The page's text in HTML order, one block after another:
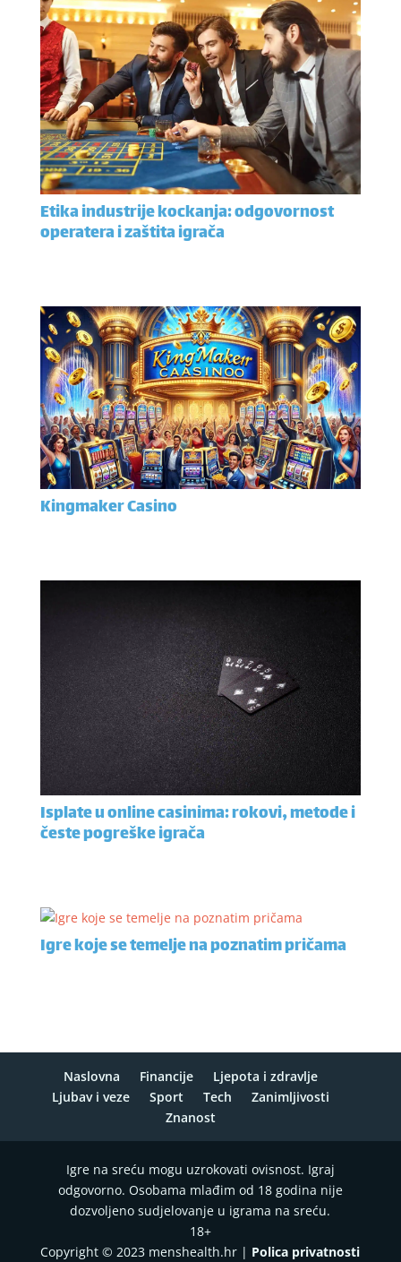
Etika industrije kockanja: odgovornost
operatera i zaštita igrača
Kingmaker Casino
Isplate u online casinima: rokovi, metode i
česte pogreške igrača
Igre koje se temelje na poznatim pričama
Naslovna Financije
Ljepota i zdravlje
Ljubav i veze
Sport Tech
Zanimljivosti
Znanost
Igre na sreću mogu uzrokovati ovisnost. Igraj
odgovorno. Osobama mlađim od 18 godina nije
dozvoljeno sudjelovanje u igrama na sreću.
18+
Copyright © 2023 menshealth.hr | Polica privatnosti